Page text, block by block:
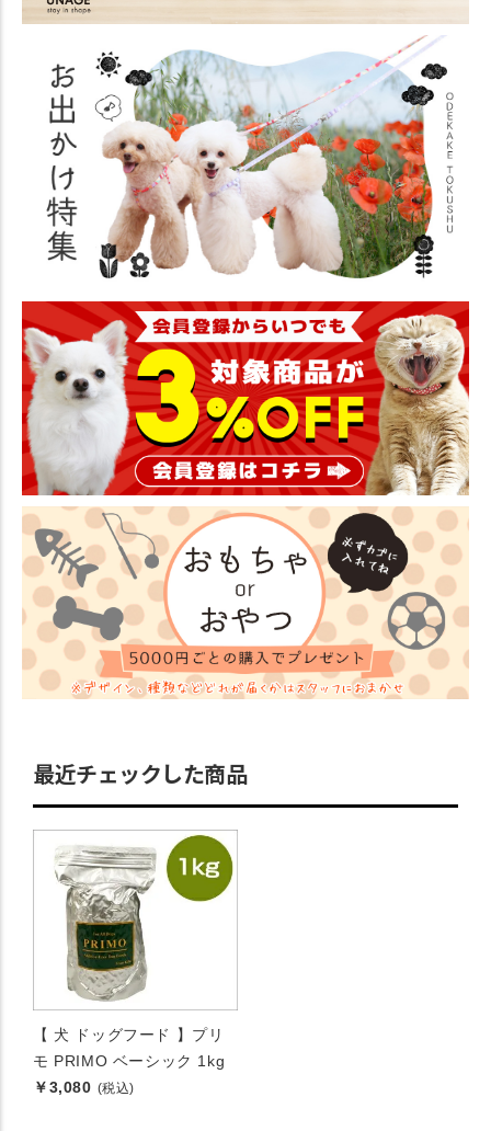
最近チェックした商品
【 犬 ドッグフード 】プリ
モ PRIMO ベーシック 1kg
￥3,080 (税込)